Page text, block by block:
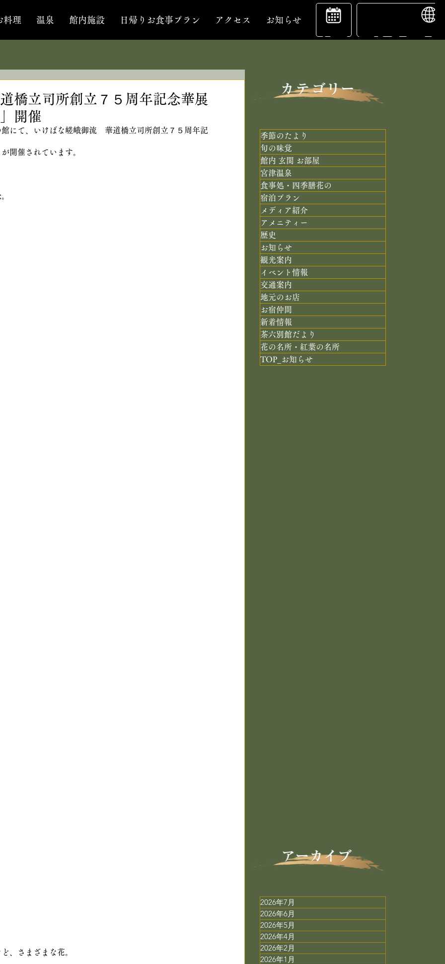
料理 温泉 館内施設 日帰りお食事プラン アクセス お知らせ
宿
泊
予
約
橋立司所創立７５周年記念華展
開催
にて、いけばな嵯峨御流　華道橋立司所創立７５周年記
開催されています。
、さまざまな花。
2026年7月
2026年6月
2026年5月
2026年4月
2026年2月
2026年1月
季節のたより
旬の味覚
館内 玄関 お部屋
宮津温泉
食事処・四季膳花の
宿泊プラン
メディア紹介
アメニティー
歴史
お知らせ
観光案内
イベント情報
交通案内
地元のお店
お宿仲間
新着情報
茶六別館だより
花の名所・紅葉の名所
TOP_お知らせ